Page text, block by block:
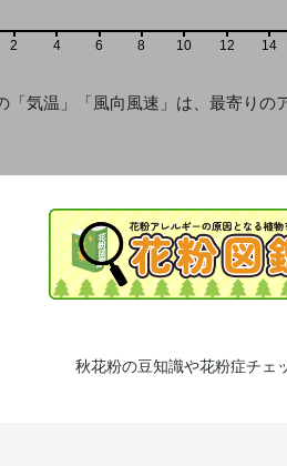
2 4 6 8 10 12 14
「気温」「風向風速」は、最寄りの
秋花粉の豆知識や花粉症チェ